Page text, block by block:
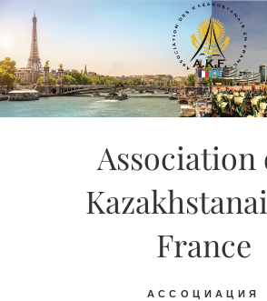
Skip
content
Association
France
АССОЦИАЦИЯ